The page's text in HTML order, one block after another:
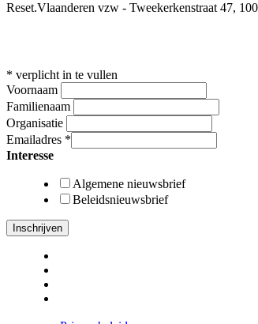
Reset.Vlaanderen vzw - Tweekerkenstraat 47,
* verplicht in te vullen
Voornaam
Familienaam
Organisatie
Emailadres *
Interesse
Algemene nieuwsbrief
Beleidsnieuwsbrief